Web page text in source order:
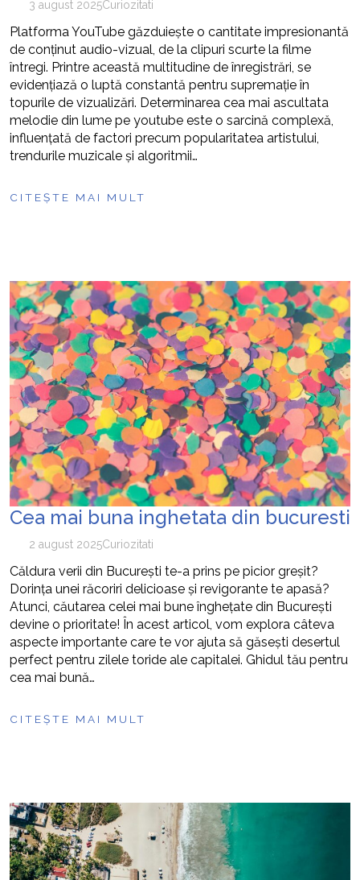
3 august 2025Curiozitati
Platforma YouTube găzduiește o cantitate impresionantă
de conținut audio-vizual, de la clipuri scurte la filme
întregi. Printre această multitudine de înregistrări, se
evidențiază o luptă constantă pentru supremație în
topurile de vizualizări. Determinarea cea mai ascultata
melodie din lume pe youtube este o sarcină complexă,
influențată de factori precum popularitatea artistului,
trendurile muzicale și algoritmii…
CITEȘTE MAI MULT
Cea mai buna inghetata din bucuresti
2 august 2025Curiozitati
Căldura verii din București te-a prins pe picior greșit?
Dorința unei răcoriri delicioase și revigorante te apasă?
Atunci, căutarea celei mai bune înghețate din București
devine o prioritate! În acest articol, vom explora câteva
aspecte importante care te vor ajuta să găsești desertul
perfect pentru zilele toride ale capitalei. Ghidul tău pentru
cea mai bună…
CITEȘTE MAI MULT